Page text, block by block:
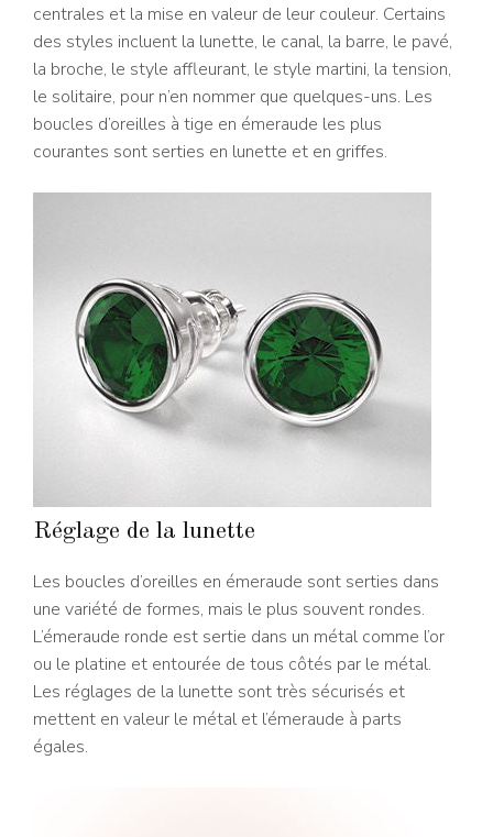
centrales et la mise en valeur de leur couleur. Certains
des styles incluent la lunette, le canal, la barre, le pavé,
la broche, le style affleurant, le style martini, la tension,
le solitaire, pour n’en nommer que quelques-uns. Les
boucles d’oreilles à tige en émeraude les plus
courantes sont serties en lunette et en griffes.
Réglage de la lunette
Les boucles d’oreilles en émeraude sont serties dans
une variété de formes, mais le plus souvent rondes.
L’émeraude ronde est sertie dans un métal comme l’or
ou le platine et entourée de tous côtés par le métal.
Les réglages de la lunette sont très sécurisés et
mettent en valeur le métal et l’émeraude à parts
égales.